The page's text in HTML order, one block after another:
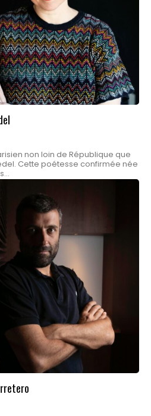
non loin de République que
Cette poétesse confirmée née